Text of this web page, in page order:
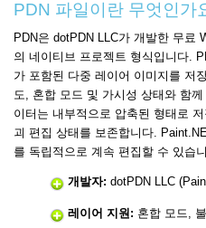
PDN 파일이란 무엇인가
PDN은 dotPDN LLC가 개발한 무료
의 네이티브 프로젝트 형식입니다.
가 포함된 다중 레이어 이미지를 저
도, 혼합 모드 및 가시성 상태와 함
이터는 내부적으로 압축된 형태로
괴 편집 상태를 보존합니다.
를 독립적으로 계속 편집할 수 있습
개발자: dotPDN LLC
레이어 지원: 혼합 모드,